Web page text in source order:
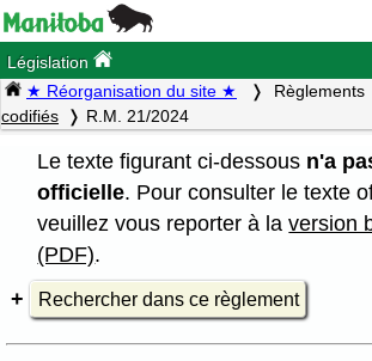
Législation
★ Réorganisation du site ★ Règlements
codifiés
R.M. 21/2024
Le texte figurant ci-dessous n'a
officielle. Pour consulter le texte
veuillez vous reporter à laversion
(PDF).
Rechercher dans ce règlement